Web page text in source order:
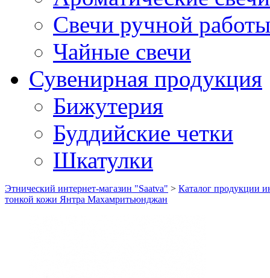
Свечи ручной работы
Чайные свечи
Сувенирная продукция
Бижутерия
Буддийские четки
Шкатулки
Этнический интернет-магазин "Saatva" > Каталог продукции
тонкой кожи Янтра Махамритьюнджан